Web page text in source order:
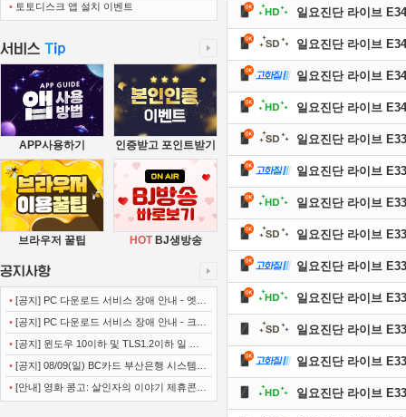
• 토토디스크 앱 설치 이벤트
APP사용하기 인증받고 포인트받기
브라우저 꿀팁 HOTBJ생방송
• [공지] PC 다운로드 서비스 장애 안내 - 엣지
(Microsoft Edge)
• [공지] PC 다운로드 서비스 장애 안내 - 크롬
(Chrome)
• [공지] 윈도우 10이하 및 TLS1.2이하 일 경
우 사이트 이용불가 안내
• [공지] 08/09(일) BC카드 부산은행 시스템
정기점검 안내
• [안내] 영화 콩고: 살인자의 이야기 제휴콘텐
일요진단 라이브
일요진단 라이브
일요진단 라이브
일요진단 라이브
일요진단 라이브
일요진단 라이브
일요진단 라이브
일요진단 라이브
일요진단 라이브
일요진단 라이브
일요진단 라이브
일요진단 라이브
일요진단 라이브